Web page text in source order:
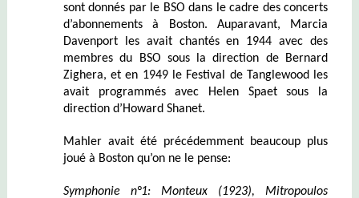
sont donnés par le BSO dans le cadre des concerts
d’abonnements à Boston. Auparavant, Marcia
Davenport les avait chantés en 1944 avec des
membres du BSO sous la direction de Bernard
Zighera, et en 1949 le Festival de Tanglewood les
avait programmés avec Helen Spaet sous la
direction d’Howard Shanet.
Mahler avait été précédemment beaucoup plus
joué à Boston qu’on ne le pense:
Symphonie n°1: Monteux (1923), Mitropoulos